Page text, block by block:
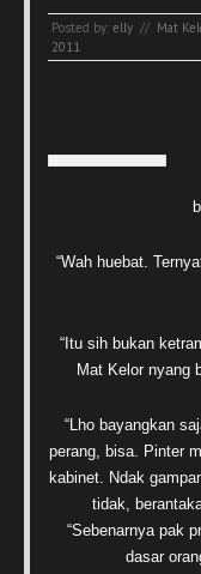
Posted by: elly // Mat
2011
“Wah huebat.
“Itu sih bukan
Mat Kelor nyang
“Lho bayangkan
perang, bisa. Pinter
kabinet. Ndak
tidak,
“Sebenarnya pak
dasar